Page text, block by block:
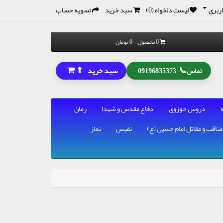
لیست دلخواه (0) سبد خرید تسویه حساب
0 محصول - 0 تومان
تماس📞
09196835373 سبد خرید ⬆
دروس حوزوی دفاع مقدس و شهدا
رمان
مناقب و مقاتل امام حسین (ع) نفیس
نماز